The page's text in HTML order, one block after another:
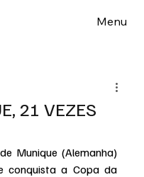
Menu
21 VEZES
Munique (Alemanha)
conquista a Copa da